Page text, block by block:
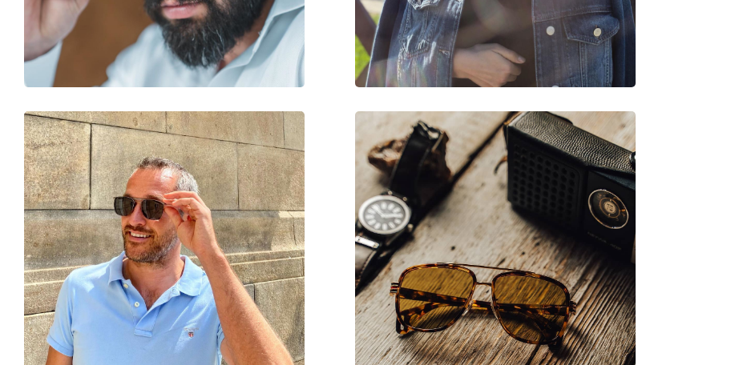
Βάρος:
100 γρ
Ρυθμιζόμενα μαξιλάρια μύτης:
Όχι
Εύκαμπτη άρθρωση:
Όχι
Αξεσουάρ
Παρέχονται με θήκη:
Όχι
Πανί καθαρισμού:
Όχι
Άλλα
Τύπος:
Unisex
Κατηγορία:
Γυαλιά Ηλίου Επώνυμες Μάρκες
Μάρκα:
Hawkers
Χρήση:
Μόδα
Κωδικός Προϊόντος / Μοντέλο:
One Polarized Black Dark